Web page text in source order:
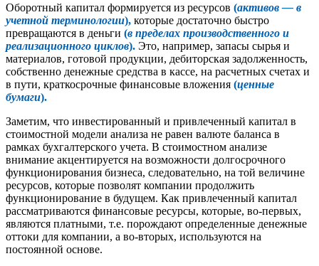
Оборотный капитал формируется из ресурсов (активов — в
учетной терминологии), которые достаточно быстро
превращаются в деньги (в пределах производственного и
реализационного циклов). Это, например, запасы сырья и
материалов, готовой продукции, дебиторская задолженность,
собственно денежные средства в кассе, на расчетных счетах и
в пути, краткосрочные финансовые вложения (ценные
бумаги).
Заметим, что инвестированный и привлеченный капитал в
стоимостной модели анализа не равен валюте баланса в
рамках бухгалтерского учета. В стоимостном анализе
внимание акцентируется на возможности долгосрочного
функционирования бизнеса, следовательно, на той величине
ресурсов, которые позволят компании продолжить
функционирование в будущем. Как привлеченный капитал
рассматриваются финансовые ресурсы, которые, во-первых,
являются платными, т.е. порождают определенные денежные
оттоки для компании, а во-вторых, используются на
постоянной основе.